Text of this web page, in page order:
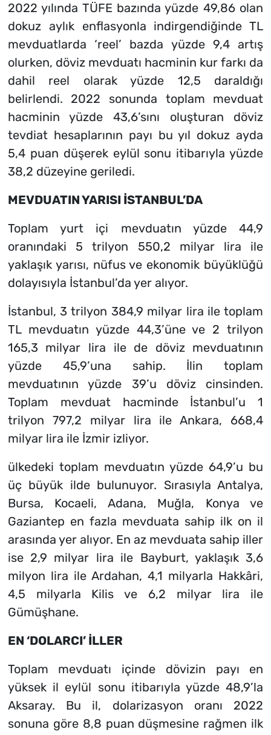
2022 yılında TÜFE bazında yüzde 49,86 olan
dokuz aylık enflasyonla indirgendiğinde TL
mevduatlarda ‘reel’ bazda yüzde 9,4 artış
olurken, döviz mevduatı hacminin kur farkı da
dahil reel olarak yüzde 12,5 daraldığı
belirlendi. 2022 sonunda toplam mevduat
hacminin yüzde 43,6’sını oluşturan döviz
tevdiat hesaplarının payı bu yıl dokuz ayda
5,4 puan düşerek eylül sonu itibarıyla yüzde
38,2 düzeyine geriledi.
MEVDUATIN YARISI İSTANBUL’DA
Toplam yurt içi mevduatın yüzde 44,9
oranındaki 5 trilyon 550,2 milyar lira ile
yaklaşık yarısı, nüfus ve ekonomik büyüklüğü
dolayısıyla İstanbul’da yer alıyor.
İstanbul, 3 trilyon 384,9 milyar lira ile toplam
TL mevduatın yüzde 44,3’üne ve 2 trilyon
165,3 milyar lira ile de döviz mevduatının
yüzde 45,9’una sahip. İlin toplam
mevduatının yüzde 39’u döviz cinsinden.
Toplam mevduat hacminde İstanbul’u 1
trilyon 797,2 milyar lira ile Ankara, 668,4
milyar lira ile İzmir izliyor.
ülkedeki toplam mevduatın yüzde 64,9’u bu
üç büyük ilde bulunuyor. Sırasıyla Antalya,
Bursa, Kocaeli, Adana, Muğla, Konya ve
Gaziantep en fazla mevduata sahip ilk on il
arasında yer alıyor. En az mevduata sahip iller
ise 2,9 milyar lira ile Bayburt, yaklaşık 3,6
milyon lira ile Ardahan, 4,1 milyarla Hakkâri,
4,5 milyarla Kilis ve 6,2 milyar lira ile
Gümüşhane.
EN ‘DOLARCI’ İLLER
Toplam mevduatı içinde dövizin payı en
yüksek il eylül sonu itibarıyla yüzde 48,9’la
Aksaray. Bu il, dolarizasyon oranı 2022
sonuna göre 8,8 puan düşmesine rağmen ilk